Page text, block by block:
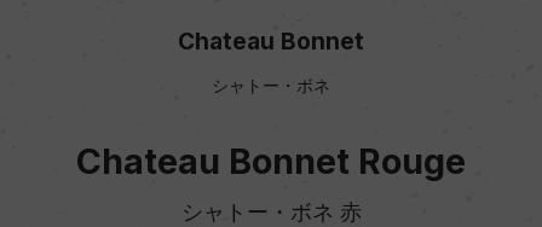
Chateau Bonnet
シャトー・ボネ
Chateau Bonnet Rouge
シャトー・ボネ 赤